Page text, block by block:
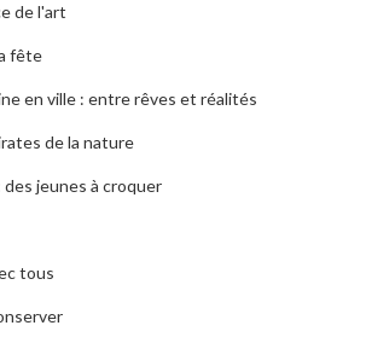
de l'art
fête
en ville : entre rêves et réalités
de la nature
jeunes à croquer
tous